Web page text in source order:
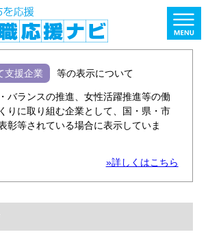
支援企業 等の表示について
バランスの推進、女性活躍推進等の働
りに取り組む企業として、国・県・市
彰等されている場合に表示していま
»詳しくはこちら